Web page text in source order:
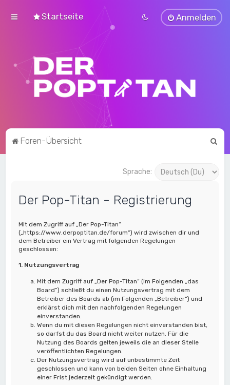
Startseite Anmelden
Foren-Übersicht
Sprache:
Der Pop-Titan - Registrierung
Mit dem Zugriff auf „Der Pop-Titan“
(„https://www.derpoptitan.de/forum“) wird zwischen dir und
dem Betreiber ein Vertrag mit folgenden Regelungen
geschlossen:
1. Nutzungsvertrag
Mit dem Zugriff auf „Der Pop-Titan“ (im Folgenden „das
Board“) schließt du einen Nutzungsvertrag mit dem
Betreiber des Boards ab (im Folgenden „Betreiber“) und
erklärst dich mit den nachfolgenden Regelungen
einverstanden.
Wenn du mit diesen Regelungen nicht einverstanden bist,
so darfst du das Board nicht weiter nutzen. Für die
Nutzung des Boards gelten jeweils die an dieser Stelle
veröffentlichten Regelungen.
Der Nutzungsvertrag wird auf unbestimmte Zeit
geschlossen und kann von beiden Seiten ohne Einhaltung
einer Frist jederzeit gekündigt werden.